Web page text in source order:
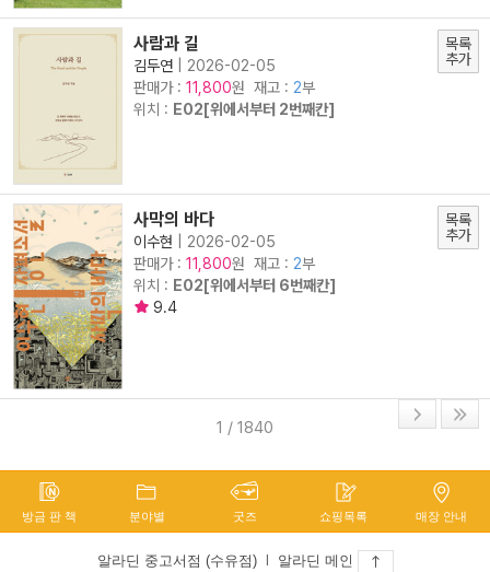
사람과 길
김두연
2026-02-05
판매가 : 11,800원 재고 : 2부
위치 : E02[위에서부터 2번째칸]
목록
추가
사막의 바다
이수현
2026-02-05
판매가 : 11,800원 재고 : 2부
위치 : E02[위에서부터 6번째칸]
9.4
목록
추가
1 / 1840
방금 판 책 분야별 굿즈 쇼핑목록 매장 안내
알라딘 중고서점 (수유점)l 알라딘 메인